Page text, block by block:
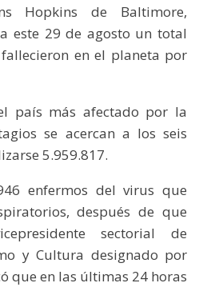
Hopkins de Baltimore,
este 29 de agosto un total
en el planeta por
país más afectado por la
se acercan a los seis
5.959.817.
enfermos del virus que
después de que
sectorial de
y Cultura designado por
que en las últimas 24 horas